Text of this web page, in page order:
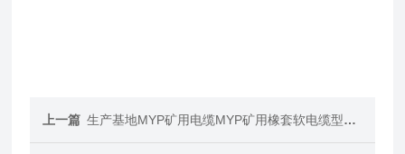
上一篇 生产基地MYP矿用电缆MYP矿用橡套软电缆型号含义